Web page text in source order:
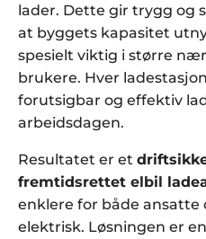
lader. Dette gir trygg og
at byggets kapasitet
spesielt viktig i større
brukere. Hver
forutsigbar og effektiv
arbeidsdagen.
Resultatet er et
fremtidsrettet elbil
enklere for både ansatte
elektrisk. Løsningen er